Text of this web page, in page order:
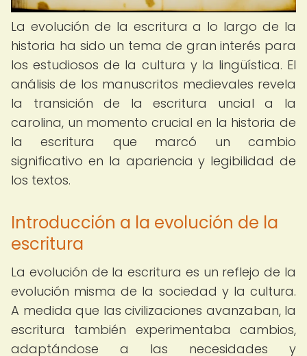
La evolución de la escritura a lo largo de la
historia ha sido un tema de gran interés para
los estudiosos de la cultura y la lingüística. El
análisis de los manuscritos medievales revela
la transición de la escritura uncial a la
carolina, un momento crucial en la historia de
la escritura que marcó un cambio
significativo en la apariencia y legibilidad de
los textos.
Introducción a la evolución de la
escritura
La evolución de la escritura es un reflejo de la
evolución misma de la sociedad y la cultura.
A medida que las civilizaciones avanzaban, la
escritura también experimentaba cambios,
adaptándose a las necesidades y